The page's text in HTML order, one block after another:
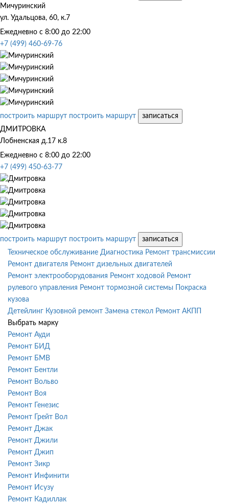
Мичуринский
ул. Удальцова, 60, к.7
Ежедневно с 8:00 до 22:00
+7 (499) 460-69-76
построить маршрут построить маршрут
записаться
ДМИТРОВКА
Лобненская д.17 к.8
Ежедневно с 8:00 до 22:00
+7 (499) 450-63-77
построить маршрут построить маршрут
записаться
Техническое обслуживание Диагностика Ремонт трансмиссии
Ремонт двигателя Ремонт дизельных двигателей
Ремонт электрооборудования Ремонт ходовой Ремонт
рулевого управления Ремонт тормозной системы
Покраска
кузова
Детейлинг Кузовной ремонт Замена стекол Ремонт АКПП
Выбрать марку
Ремонт Ауди
Ремонт БИД
Ремонт БМВ
Ремонт Бентли
Ремонт Вольво
Ремонт Воя
Ремонт Генезис
Ремонт Грейт Вол
Ремонт Джак
Ремонт Джили
Ремонт Джип
Ремонт Зикр
Ремонт Инфинити
Ремонт Исузу
Ремонт Кадиллак